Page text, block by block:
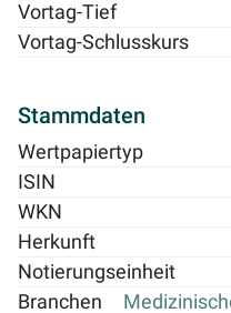
Vortag-Tief
Vortag-Schlusskurs
Stammdaten
Wertpapiertyp
ISIN
WKN
Herkunft
Notierungseinheit
Branchen